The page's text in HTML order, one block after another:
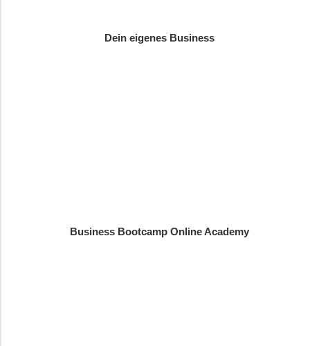
Dein eigenes Business
Business Bootcamp Online Academy